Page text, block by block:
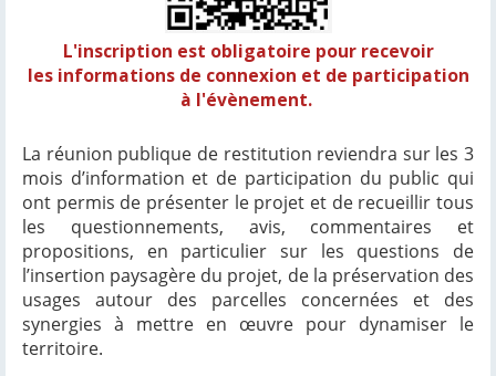
L'inscription est obligatoire pour recevoir
les informations de connexion et de participation
à l'évènement.
La réunion publique de restitution reviendra sur les 3
mois d’information et de participation du public qui
ont permis de présenter le projet et de recueillir tous
les questionnements, avis, commentaires et
propositions, en particulier sur les questions de
l’insertion paysagère du projet, de la préservation des
usages autour des parcelles concernées et des
synergies à mettre en œuvre pour dynamiser le
territoire.